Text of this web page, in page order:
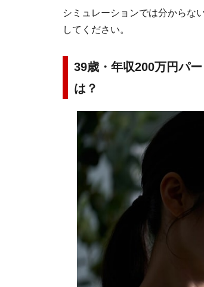
シミュレーションでは分からな
してください。
39歳・年収200万円パ
は？